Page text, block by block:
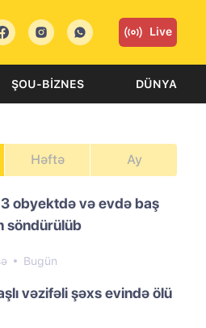
Live
ŞOU-BIZNES DÜNYA
Həftə Ay
obyektdə və evdə baş
söndürülüb
Bugün
vəzifəli şəxs evində ölü